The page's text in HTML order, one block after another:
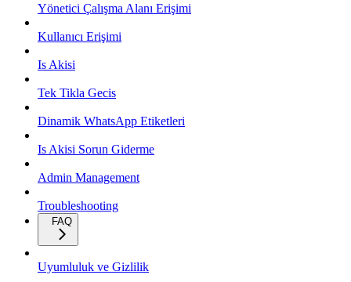
Yönetici Çalışma Alanı Erişimi
Kullanıcı Erişimi
Is Akisi
Tek Tikla Gecis
Dinamik WhatsApp Etiketleri
Is Akisi Sorun Giderme
Admin Management
Troubleshooting
FAQ
Uyumluluk ve Gizlilik